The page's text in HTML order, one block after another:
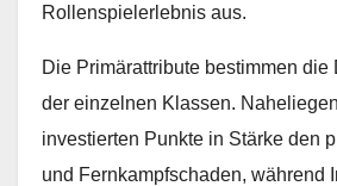
Rollenspielerlebnis aus.
Die Primärattribute bestimmen die
der einzelnen Klassen.
investierten Punkte in Stärke den
und Fernkampfschaden, während